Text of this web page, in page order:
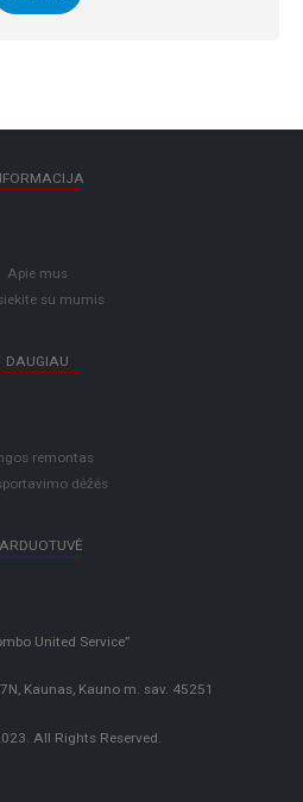
Apie mus
su mumis
DAUGIAU
remontas
dėžės
United Service”
Kaunas, Kauno m. sav. 45251
All Rights Reserved.